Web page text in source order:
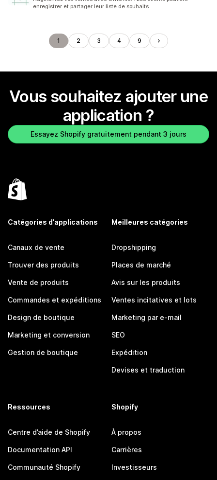
enregistrer et partager leur liste de souhaits
1 2 3 4 9
Vous souhaitez ajouter une
application ?
Essayez Shopify gratuitement pendant 3 jours
Catégories d’applications
Canaux de vente
Trouver des produits
Vente de produits
Commandes et expéditions
Design de boutique
Marketing et conversion
Gestion de boutique
Meilleures catégories
Dropshipping
Places de marché
Avis sur les produits
Ventes incitatives et lots
Marketing par e-mail
SEO
Expédition
Devises et traduction
Ressources
Centre d’aide de Shopify
Documentation API
Communauté Shopify
Shopify
À propos
Carrières
Investisseurs